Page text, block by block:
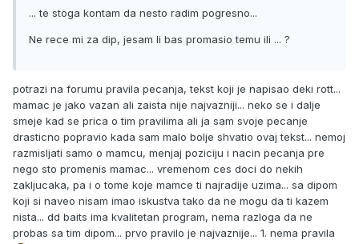
... te stoga kontam da nesto radim pogresno...
Ne rece mi za dip, jesam li bas promasio temu ili ... ?
potrazi na forumu pravila pecanja, tekst koji je napisao deki rott...
mamac je jako vazan ali zaista nije najvazniji... neko se i dalje
smeje kad se prica o tim pravilima ali ja sam svoje pecanje
drasticno popravio kada sam malo bolje shvatio ovaj tekst... nemoj
razmisljati samo o mamcu, menjaj poziciju i nacin pecanja pre
nego sto promenis mamac... vremenom ces doci do nekih
zakljucaka, pa i o tome koje mamce ti najradije uzima... sa dipom
koji si naveo nisam imao iskustva tako da ne mogu da ti kazem
nista... dd baits ima kvalitetan program, nema razloga da ne
probas sa tim dipom... prvo pravilo je najvaznije... 1. nema pravila